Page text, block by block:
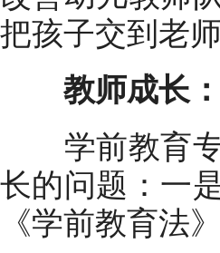
把孩子交到老师
教师成长
学前教育专
长的问题：一
《学前教育法